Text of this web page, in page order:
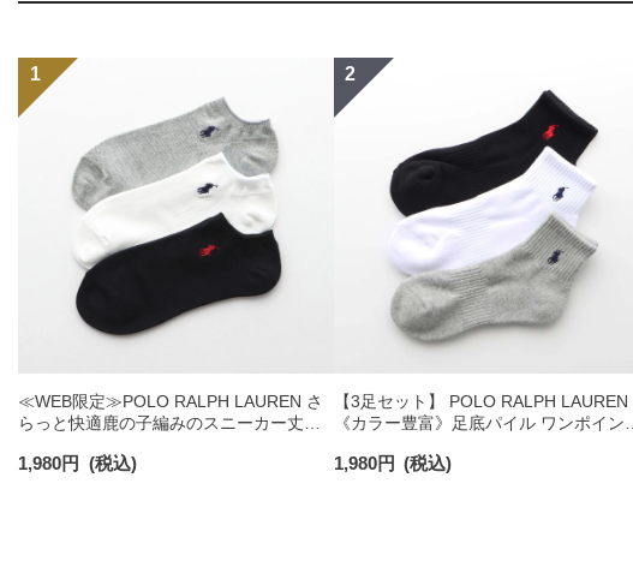
≪WEB限定≫POLO RALPH LAUREN さ
らっと快適鹿の子編みのスニーカー丈ソ
ズ レディース 92022800
1,980円 (税込)
【3足セット】 POLO RALPH LAUREN
《カラー豊富》足底パイル ワンポイント
ンズ 92009604
1,980円 (税込)